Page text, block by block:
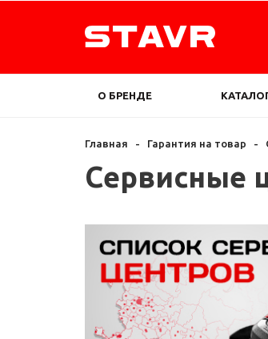
О БРЕНДЕ
Главная - Гарантия на товар -
Сервисные